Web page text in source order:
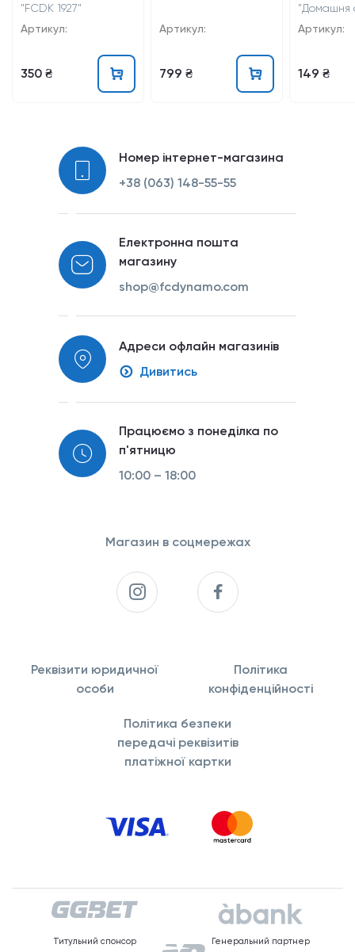
"FCDK 1927"
Артикул:
350 ₴
Артикул:
799 ₴
"Домашня
25/26"
Артикул:
149 ₴
Номер інтернет-магазина
+38 (063) 148-55-55
Електронна пошта
магазину
shop@fcdynamo.com
Адреси офлайн магазинів
Дивитись
Працюємо з понеділка по
п'ятницю
10:00 – 18:00
Магазин в соцмережах
Реквізити юридичної
особи
Політика
конфіденційності
Політика безпеки
передачі реквізитів
платіжної картки
Титульний спонсор Генеральний партнер